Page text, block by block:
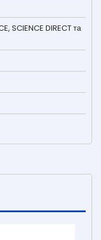
SCIENCE DIRECT та